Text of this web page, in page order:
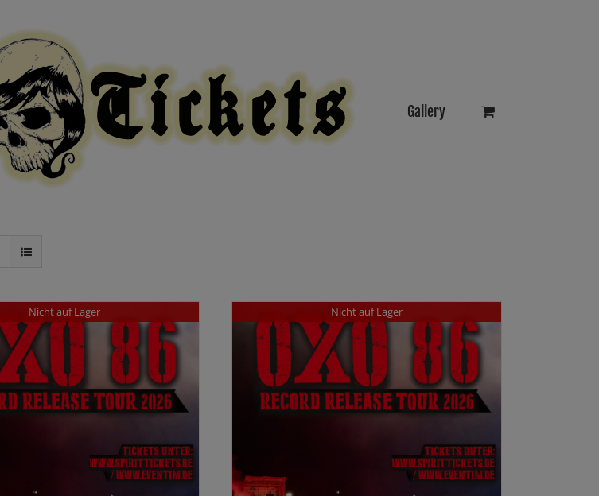
Gallery
Nicht auf Lager Nicht auf Lager